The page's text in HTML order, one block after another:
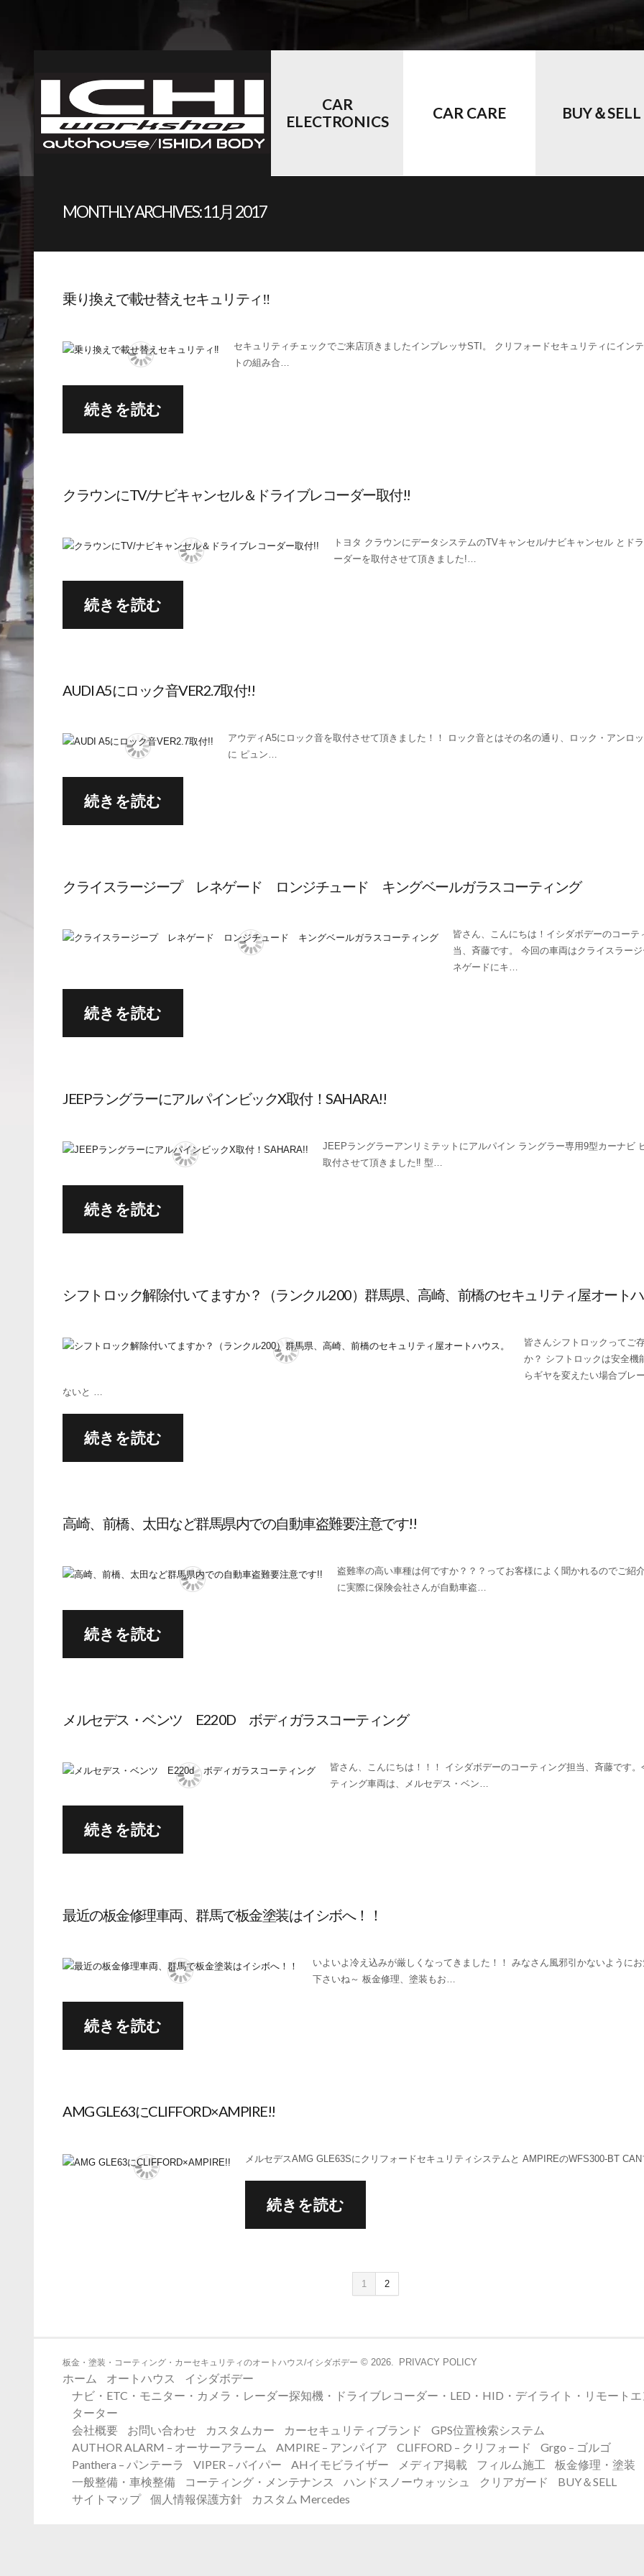
CAR
ELECTRONICS
CAR CARE BUY＆SELL
MONTHLY ARCHIVES:11月 2017
乗り換えで載せ替えセキュリティ‼︎
セキュリティチェックでご来店頂きましたインプレッサSTI。 クリフォードセキュリティにイン
トの組み合…
続きを読む
クラウンにTV/ナビキャンセル＆ドライブレコーダー取付!!
トヨタ クラウンにデータシステムのTVキャンセル/ナビキャンセル とド
ーダーを取付させて頂きました!…
続きを読む
AUDI A5にロック音VER2.7取付!!
アウディA5にロック音を取付させて頂きました！！ ロック音とはその名の通り、ロック・アンロ
に ピュン…
続きを読む
クライスラージープ レネゲード ロンジチュード キングベールガラスコーティング
皆さん、こんにちは！イシダボデーのコーテ
当、斉藤です。 今回の車両はクライスラー
ネゲードにキ…
続きを読む
JEEPラングラーにアルパインビックX取付！SAHARA!!
JEEPラングラーアンリミテットにアルパイン ラングラー専用9型カーナビ
取付させて頂きました‼ 型…
続きを読む
シフトロック解除付いてますか？（ランクル200）群馬県、高崎、前橋のセキュリティ屋オートハ
皆さんシフトロックってご
か？ シフトロックは安全機
らギヤを変えたい場合ブレ
ないと …
続きを読む
高崎、前橋、太田など群馬県内での自動車盗難要注意です!!
盗難率の高い車種は何ですか？？？ってお客様によく聞かれるのでご紹
に実際に保険会社さんが自動車盗…
続きを読む
メルセデス・ベンツ E220D ボディガラスコーティング
皆さん、こんにちは！！！ イシダボデーのコーティング担当、斉藤です。
ティング車両は、メルセデス・ベン…
続きを読む
最近の板金修理車両、群馬で板金塗装はイシボへ！！
いよいよ冷え込みが厳しくなってきました！！ みなさん風邪引かないように
下さいね～ 板金修理、塗装もお…
続きを読む
AMG GLE63にCLIFFORD×AMPIRE!!
メルセデスAMG GLE63Sにクリフォードセキュリティシステムと AMPIREのWFS300-BT CAN
続きを読む
1 2
板金・塗装・コーティング・カーセキュリティのオートハウス/イシダボデー © 2026. PRIVACY POLICY
ホーム オートハウス
イシダボデー
ナビ・ETC・モニター・カメラ・レーダー探知機・ドライブレコーダー・LED・HID・デイライト・リモートエ
ターター
会社概要
お問い合わせ カスタムカー カーセキュリティブランド
GPS位置検索システム
AUTHOR ALARM – オーサーアラーム
AMPIRE – アンパイア CLIFFORD – クリフォード
Grgo – ゴルゴ
Panthera – パンテーラ
VIPER – バイパー AHイモビライザー メディア掲載 フィルム施工
板金修理・塗装
一般整備・車検整備
コーティング・メンテナンス ハンドスノーウォッシュ クリアガード
BUY＆SELL
サイトマップ
個人情報保護方針 カスタム Mercedes